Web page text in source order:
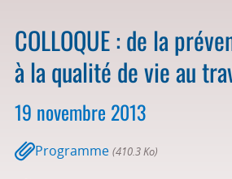
COLLOQUE : de la
à la qualité de vie au
19 novembre 2013
Programme (410.3 Ko)